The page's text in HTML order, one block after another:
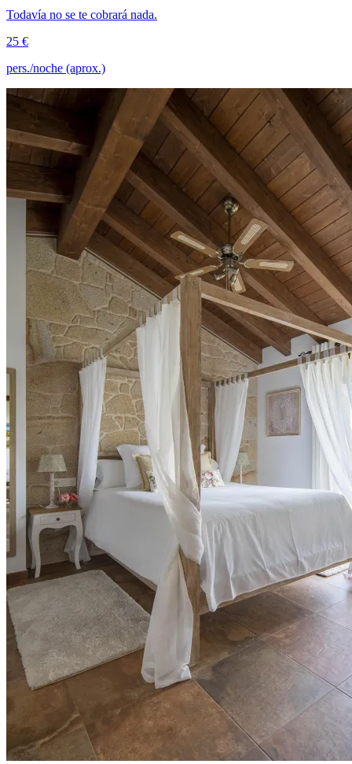
Todavía no se te cobrará nada.
25 €
pers./noche (aprox.)